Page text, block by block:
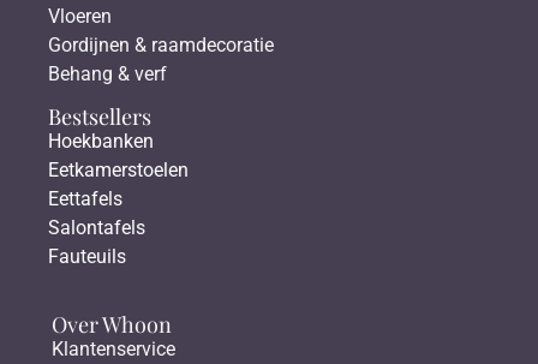
Vloeren
Gordijnen & raamdecoratie
Behang & verf
Bestsellers
Hoekbanken
Eetkamerstoelen
Eettafels
Salontafels
Fauteuils
Over Whoon
Klantenservice